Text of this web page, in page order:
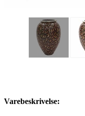
Varebeskrivelse: